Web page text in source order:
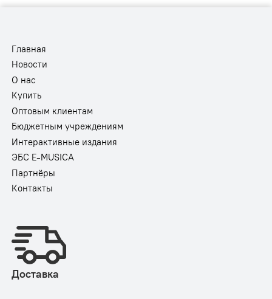
Главная
Новости
О нас
Купить
Оптовым клиентам
Бюджетным учреждениям
Интерактивные издания
ЭБС E-MUSICA
Партнёры
Контакты
Доставка